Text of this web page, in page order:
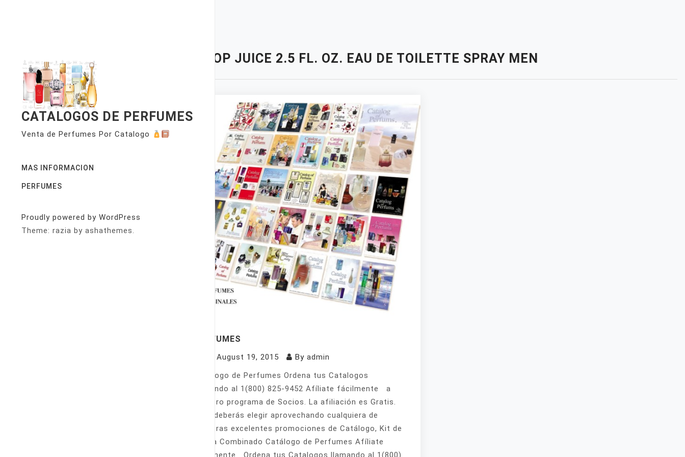
CATALOGOS DE PERFUMES
Venta de Perfumes Por Catalogo
MAS INFORMACION
PERFUMES
Proudly powered by WordPress
Theme: razia by ashathemes.
OP JUICE 2.5 FL. OZ. EAU DE TOILETTE SPRAY MEN
PERFUMES
August 19, 2015 By admin
Catálogo de Perfumes Ordena tus Catalogos
llamando al 1(800) 825-9452 Afíliate fácilmente a
nuestro programa de Socios. La afiliación es Gratis.
Sólo deberás elegir aprovechando cualquiera de
nuestras excelentes promociones de Catálogo, Kit de
Venta Combinado Catálogo de Perfumes Afíliate
fácilmente Ordena tus Catalogos llamando al 1(800)